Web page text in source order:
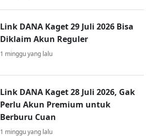
Link DANA Kaget 29 Juli 2026 Bisa
Diklaim Akun Reguler
1 minggu yang lalu
Link DANA Kaget 28 Juli 2026, Gak
Perlu Akun Premium untuk
Berburu Cuan
1 minggu yang lalu